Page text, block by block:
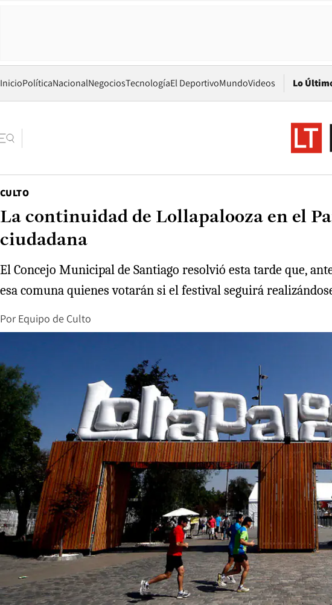
InicioPolíticaNacionalNegociosTecnologíaEl DeportivoMundoVideos Lo
CULTO
La continuidad de Lollapalooza en el
ciudadana
El Concejo Municipal de Santiago resolvió esta tarde que,
esa comuna quienes votarán si el festival seguirá
Por Equipo de Culto